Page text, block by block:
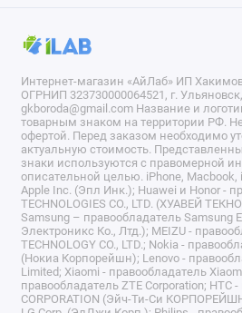
Интернет-магазин «АйЛаб» ИП
ОГРНИП 323730000064521, г.
gkboroda@gmail.com Название и
товарным знаком на территории РФ.
офертой. Перед заказом необходимо
актуальную стоимость.
знаки используются с правомерной
описательной целью. iPhone, Macbook,
Apple Inc. (Эпл Инк.); Huawei и Honor -
TECHNOLOGIES CO., LTD. (ХУАВЕЙ
Samsung – правообладатель Samsung
Электроникс Ко., Лтд.); MEIZU -
TECHNOLOGY CO., LTD.; Nokia -
(Нокиа Корпорейшн); Lenovo -
Limited; Xiaomi - правообладатель
правообладатель ZTE Corporation; HTC
CORPORATION (Эйч-Ти-Си